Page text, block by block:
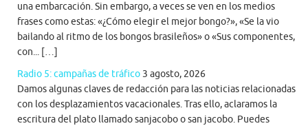
una embarcación. Sin embargo, a veces se ven en los medios
frases como estas: «¿Cómo elegir el mejor bongo?», «Se la vio
bailando al ritmo de los bongos brasileños» o «Sus componentes,
con... […]
Radio 5: campañas de tráfico 3 agosto, 2026
Damos algunas claves de redacción para las noticias relacionadas
con los desplazamientos vacacionales. Tras ello, aclaramos la
escritura del plato llamado sanjacobo o san jacobo. Puedes